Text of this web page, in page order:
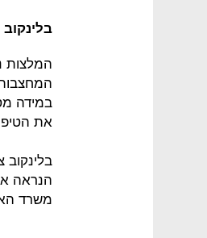
המלצות
במידה
את
בלינקוב
הנראה
משרד